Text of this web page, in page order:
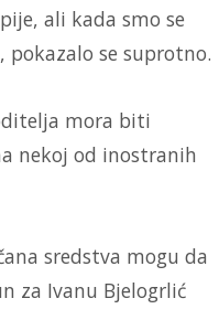
ali kada smo se
se suprotno.
mora biti
nekoj od inostranih
sredstva mogu da
za Ivanu Bjelogrlić